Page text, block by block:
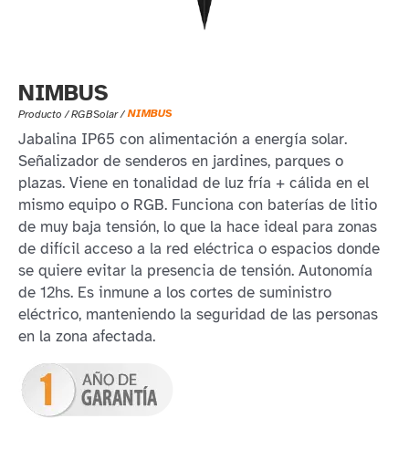
NIMBUS
Producto /RGBSolar/ NIMBUS
Jabalina IP65 con alimentación a energía solar.
Señalizador de senderos en jardines, parques o
plazas. Viene en tonalidad de luz fría + cálida en el
mismo equipo o RGB. Funciona con baterías de litio
de muy baja tensión, lo que la hace ideal para zonas
de difícil acceso a la red eléctrica o espacios donde
se quiere evitar la presencia de tensión. Autonomía
de 12hs. Es inmune a los cortes de suministro
eléctrico, manteniendo la seguridad de las personas
en la zona afectada.